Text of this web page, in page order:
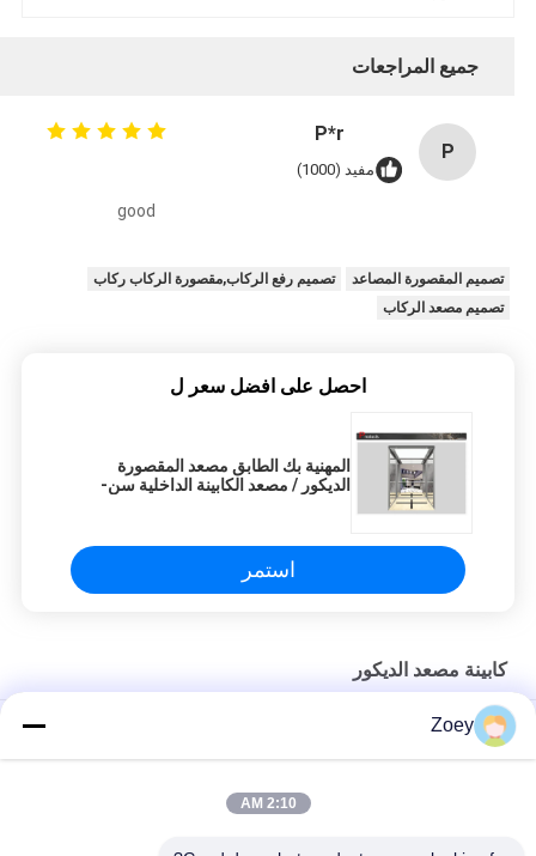
جميع المراجعات
P
P*r
مفيد (1000)
good
تصميم المقصورة المصاعد
تصميم رفع الركاب,مقصورة الركاب ركاب
تصميم مصعد الركاب
احصل على افضل سعر ل
المهنية بك الطابق مصعد المقصورة
الديكور / مصعد الكابينة الداخلية سن-
استمر
كابينة مصعد الديكور
سقف الاكريليك شفاف الركاب مصاعد الأبيض القوس الخفيفة البعث
لوحة
مصعد المقصورة الفولاذ المقاوم للصدأ لوحة الديكور للمباني السكنية
Zoey
2:10 AM